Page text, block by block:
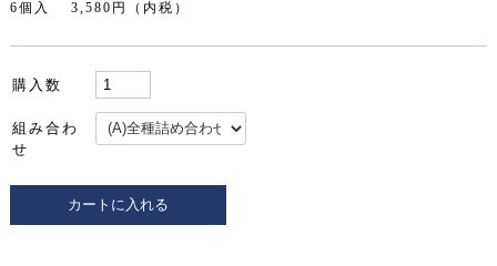
6個入 3,580円（内税）
購入数
組み合わ
せ